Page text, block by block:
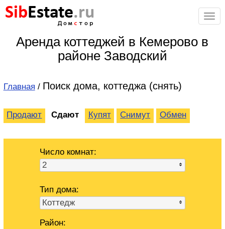
SibEstate.ru
стор
Аренда коттеджей в Кемерово в
районе Заводский
Главная / Поиск дома, коттеджа (снять)
Продают Сдают Купят Снимут Обмен
Число комнат:
2
Тип дома:
Коттедж
Район: